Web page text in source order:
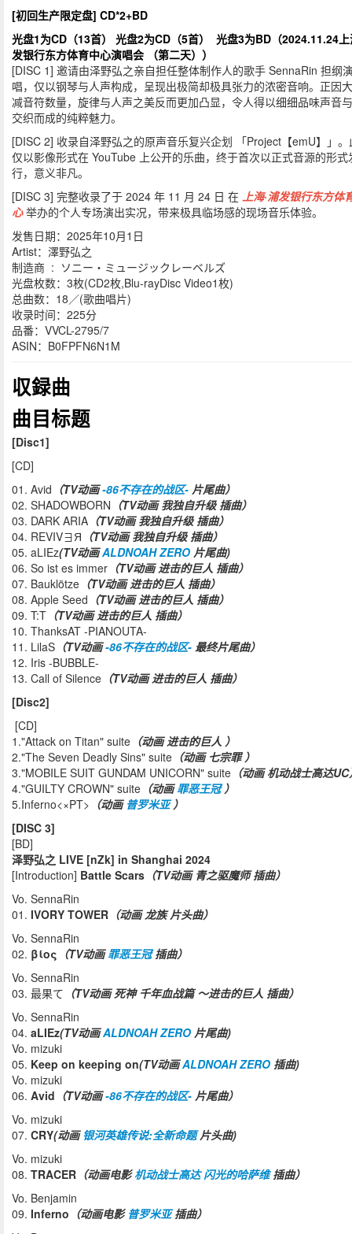
[初回生产限定盘] CD*2+BD
光盘1为CD（13首） 光盘2为CD（5首） 光盘3为BD（2024.11.24上
发银行东方体育中心演唱会
（第二天））
[DISC 1] 邀请由泽野弘之亲自担任整体制作人的歌手 SennaRin 担纲
唱，仅以钢琴与人声构成，呈现出极简却极具张力的浓密音响。正因
减音符数量，旋律与人声之美反而更加凸显，令人得以细细品味声音
交织而成的纯粹魅力。
[DISC 2] 收录自泽野弘之的原声音乐复兴企划 「Project【emU】」。
仅以影像形式在 YouTube 上公开的乐曲，终于首次以正式音源的形式
行，意义非凡。
[DISC 3] 完整收录了于 2024 年 11 月 24 日 在 上海·浦发银行东方体
心举办的个人专场演出实况，带来极具临场感的现场音乐体验。
发售日期：2025年10月1日
Artist：澤野弘之
制造商 ‏ : ‎ ソニー・ミュージックレーベルズ
光盘枚数：3枚(CD2枚,Blu-rayDisc Video1枚)
总曲数：18／(歌曲唱片)
收录时间：225分
品番：VVCL-2795/7
ASIN：B0FPFN6N1M
収録曲
曲目标题
[Disc1]
[CD]
01. Avid （TV动画-86不存在的战区- 片尾曲）
02. SHADOWBORN （TV动画 我独自升级 插曲）
03. DARK ARIA （TV动画 我独自升级 插曲）
04. REVIV∃Я （TV动画 我独自升级 插曲）
05. aLIEz(TV动画ALDNOAH ZERO 片尾曲)
06. So ist es immer （TV动画 进击的巨人 插曲）
07. Bauklötze （TV动画 进击的巨人 插曲）
08. Apple Seed （TV动画 进击的巨人 插曲）
09. T:T （TV动画 进击的巨人 插曲）
10. ThanksAT -PIANOUTA-
11. LilaS （TV动画-86不存在的战区- 最终片尾曲）
12. Iris -BUBBLE-
13. Call of Silence （TV动画 进击的巨人 插曲）
[Disc2]
[CD]
1."Attack on Titan" suite （动画 进击的巨人 ）
2."The Seven Deadly Sins" suite （动画 七宗罪 ）
3."MOBILE SUIT GUNDAM UNICORN" suite （动画 机动战士高达
4."GUILTY CROWN" suite （动画罪恶王冠）
5.Inferno<×PT> （动画 普罗米亚）
[DISC 3]
[BD]
泽野弘之 LIVE [nZk] in Shanghai 2024
[Introduction] Battle Scars （TV动画 青之驱魔师 插曲）
Vo. SennaRin
01. IVORY TOWER （动画 龙族 片头曲）
Vo. SennaRin
02. βίος （TV动画罪恶王冠插曲）
Vo. SennaRin
03. 最果て （TV动画 死神 千年血战篇 ～进击的巨人 插曲）
Vo. SennaRin
04. aLIEz(TV动画ALDNOAH ZERO 片尾曲)
Vo. mizuki
05. Keep on keeping on(TV动画ALDNOAH ZERO 插曲)
Vo. mizuki
06. Avid （TV动画-86不存在的战区- 片尾曲）
Vo. mizuki
07. CRY(动画银河英雄传说:全新命题片头曲)
Vo. mizuki
08. TRACER （动画电影机动战士高达 闪光的哈萨维插曲）
Vo. Benjamin
09. Inferno （动画电影 普罗米亚插曲）